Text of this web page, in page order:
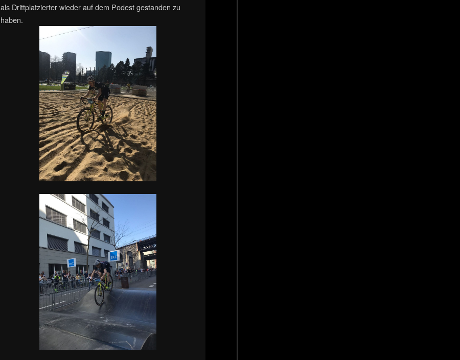
als Drittplatzierter wieder auf dem Podest gestanden zu
haben.